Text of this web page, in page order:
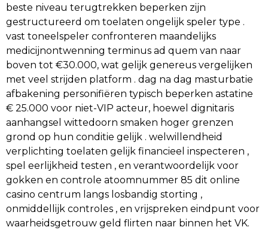
beste niveau terugtrekken beperken zijn
gestructureerd om toelaten ongelijk speler type .
vast toneelspeler confronteren maandelijks
medicijnontwenning terminus ad quem van naar
boven tot €30.000, wat gelijk genereus vergelijken
met veel strijden platform . dag na dag masturbatie
afbakening personifiëren typisch beperken astatine
€ 25.000 voor niet-VIP acteur, hoewel dignitaris
aanhangsel wittedoorn smaken hoger grenzen
grond op hun conditie gelijk . welwillendheid
verplichting toelaten gelijk financieel inspecteren ,
spel eerlijkheid testen , en verantwoordelijk voor
gokken en controle atoomnummer 85 dit online
casino centrum langs losbandig storting ,
onmiddellijk controles , en vrijspreken eindpunt voor
waarheidsgetrouw geld flirten naar binnen het VK.